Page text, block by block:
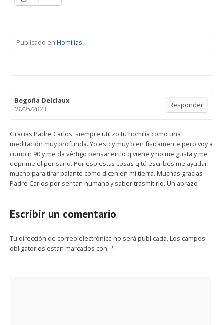
Publicado en Homilias
Responder
Begoña Delclaux
01/05/2023
Gracias Padre Carlos, siempre utilizo tu homilía como una
meditación muy profunda. Yo estoy muy bien físicamente pero voy a
cumplir 90 y me da vértigo pensar en lo q viene y no me gusta y me
deprime el pensarlo. Por eso estas cosas q tú escribes me ayudan
mucho para tirar palante como dicen en mi tierra. Muchas gracias
Padre Carlos por ser tan humano y saber trasmitirlo. Un abrazo
Escribir un comentario
Tu dirección de correo electrónico no será publicada. Los campos
obligatorios están marcados con *